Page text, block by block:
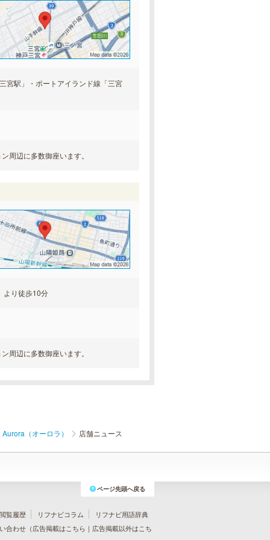
宮駅」・ポートアイランド線「三宮
周辺に多数御座います。
より徒歩10分
周辺に多数御座います。
Aurora（オーロラ） 店舗ニュース
ページ先頭へ戻る
閲覧履歴 リフナビコラム
リフナビ用語辞典
合わせ（広告掲載はこちら ｜ 広告掲載以外はこち